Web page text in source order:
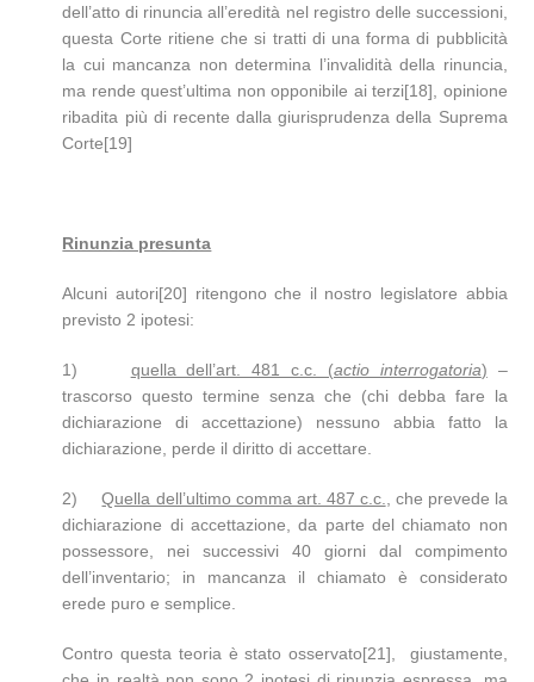
dell’atto di rinuncia all’eredità nel registro delle successioni,
questa Corte ritiene che si tratti di una forma di pubblicità
la cui mancanza non determina l’invalidità della rinuncia,
ma rende quest’ultima non opponibile ai terzi[18], opinione
ribadita più di recente dalla giurisprudenza della Suprema
Corte[19]
Rinunzia presunta
Alcuni autori[20] ritengono che il nostro legislatore abbia
previsto 2 ipotesi:
1) quella dell’art. 481 c.c. (actio interrogatoria) –
trascorso questo termine senza che (chi debba fare la
dichiarazione di accettazione) nessuno abbia fatto la
dichiarazione, perde il diritto di accettare.
2)Quella dell’ultimo comma art. 487 c.c.
, che prevede la
dichiarazione di accettazione, da parte del chiamato non
possessore, nei successivi 40 giorni dal compimento
dell’inventario; in mancanza il chiamato è considerato
erede puro e semplice.
Contro questa teoria è stato osservato[21], giustamente,